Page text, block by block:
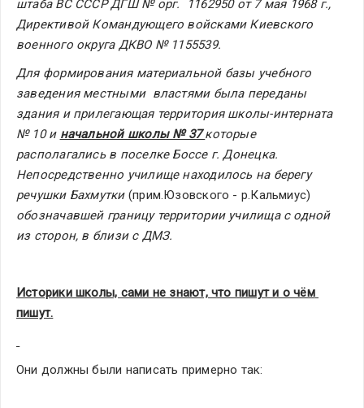
штаба ВС СССР ДГШ № орг.  1162950 от 7 мая 1968 г.,
Директивой Командующего войсками Киевского
военного округа ДКВО № 1155539.
Для формирования материальной базы учебного
заведения местными  властями была переданы
здания и прилегающая территория школы-интерната
№ 10 и начальной школы № 37 которые
располагались в поселке Боссе г. Донецка.
Непосредственно училище находилось на берегу
речушки Бахмутки (прим.Юзовского - р.Кальмиус)
обозначавшей границу территории училища с одной
из сторон, в близи с ДМЗ.
Историки школы, сами не знают, что пишут и о чём
пишут.
Они должны были написать примерно так: